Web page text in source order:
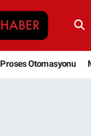
Proses Otomasyonu